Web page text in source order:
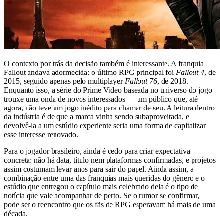
O contexto por trás da decisão também é interessante. A franquia
Fallout andava adormecida: o último RPG principal foi Fallout 4, de
2015, seguido apenas pelo multiplayer Fallout 76, de 2018.
Enquanto isso, a série do Prime Video baseada no universo do jogo
trouxe uma onda de novos interessados — um público que, até
agora, não teve um jogo inédito para chamar de seu. A leitura dentro
da indústria é de que a marca vinha sendo subaproveitada, e
devolvê-la a um estúdio experiente seria uma forma de capitalizar
esse interesse renovado.
Para o jogador brasileiro, ainda é cedo para criar expectativa
concreta: não há data, título nem plataformas confirmadas, e projetos
assim costumam levar anos para sair do papel. Ainda assim, a
combinação entre uma das franquias mais queridas do gênero e o
estúdio que entregou o capítulo mais celebrado dela é o tipo de
notícia que vale acompanhar de perto. Se o rumor se confirmar,
pode ser o reencontro que os fãs de RPG esperavam há mais de uma
década.